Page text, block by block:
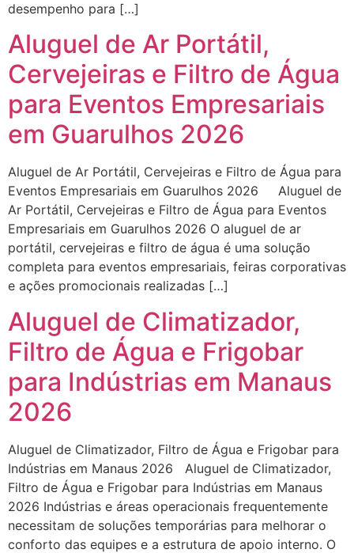
desempenho para […]
Aluguel de Ar Portátil,
Cervejeiras e Filtro de Água
para Eventos Empresariais
em Guarulhos 2026
Aluguel de Ar Portátil, Cervejeiras e Filtro de Água para
Eventos Empresariais em Guarulhos 2026 Aluguel de
Ar Portátil, Cervejeiras e Filtro de Água para Eventos
Empresariais em Guarulhos 2026 O aluguel de ar
portátil, cervejeiras e filtro de água é uma solução
completa para eventos empresariais, feiras corporativas
e ações promocionais realizadas […]
Aluguel de Climatizador,
Filtro de Água e Frigobar
para Indústrias em Manaus
2026
Aluguel de Climatizador, Filtro de Água e Frigobar para
Indústrias em Manaus 2026 Aluguel de Climatizador,
Filtro de Água e Frigobar para Indústrias em Manaus
2026 Indústrias e áreas operacionais frequentemente
necessitam de soluções temporárias para melhorar o
conforto das equipes e a estrutura de apoio interno. O